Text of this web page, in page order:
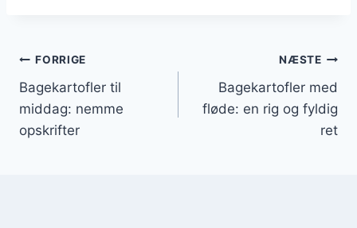
Indlægsnavigation
FORRIGE
Bagekartofler til
middag: nemme
opskrifter
NÆSTE
Bagekartofler med
fløde: en rig og fyldig
ret